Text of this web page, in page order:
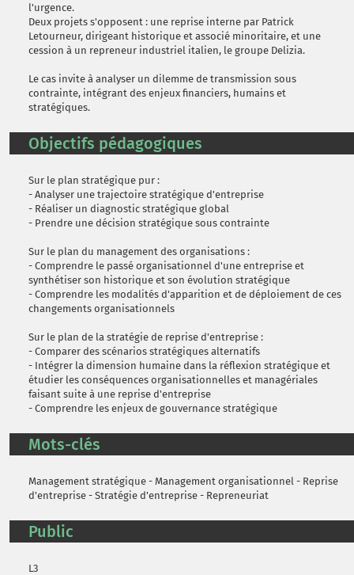
l'urgence.
Deux projets s'opposent : une reprise interne par Patrick
Letourneur, dirigeant historique et associé minoritaire, et une
cession à un repreneur industriel italien, le groupe Delizia.
Le cas invite à analyser un dilemme de transmission sous
contrainte, intégrant des enjeux financiers, humains et
stratégiques.
Objectifs pédagogiques
Sur le plan stratégique pur :
- Analyser une trajectoire stratégique d'entreprise
- Réaliser un diagnostic stratégique global
- Prendre une décision stratégique sous contrainte
Sur le plan du management des organisations :
- Comprendre le passé organisationnel d'une entreprise et
synthétiser son historique et son évolution stratégique
- Comprendre les modalités d'apparition et de déploiement de ces
changements organisationnels
Sur le plan de la stratégie de reprise d'entreprise :
- Comparer des scénarios stratégiques alternatifs
- Intégrer la dimension humaine dans la réflexion stratégique et
étudier les conséquences organisationnelles et managériales
faisant suite à une reprise d'entreprise
- Comprendre les enjeux de gouvernance stratégique
Mots-clés
Management stratégique - Management organisationnel - Reprise
d'entreprise - Stratégie d'entreprise - Repreneuriat
Public
L3